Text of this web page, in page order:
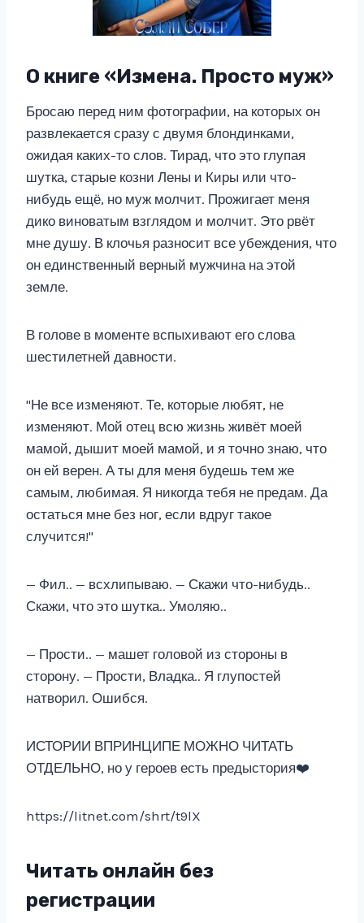
О книге «Измена. Просто муж»
Бросаю перед ним фотографии, на которых он
развлекается сразу с двумя блондинками,
ожидая каких-то слов. Тирад, что это глупая
шутка, старые козни Лены и Киры или что-
нибудь ещё, но муж молчит. Прожигает меня
дико виноватым взглядом и молчит. Это рвёт
мне душу. В клочья разносит все убеждения, что
он единственный верный мужчина на этой
земле.
В голове в моменте вспыхивают его слова
шестилетней давности.
"Не все изменяют. Те, которые любят, не
изменяют. Мой отец всю жизнь живёт моей
мамой, дышит моей мамой, и я точно знаю, что
он ей верен. А ты для меня будешь тем же
самым, любимая. Я никогда тебя не предам. Да
остаться мне без ног, если вдруг такое
случится!"
— Фил.. — всхлипываю. — Скажи что-нибудь..
Скажи, что это шутка.. Умоляю..
— Прости.. — машет головой из стороны в
сторону. — Прости, Владка.. Я глупостей
натворил. Ошибся.
ИСТОРИИ ВПРИНЦИПЕ МОЖНО ЧИТАТЬ
ОТДЕЛЬНО, но у героев есть предыстория‍❤️‍
https://litnet.com/shrt/t9lX
Читать онлайн без
регистрации